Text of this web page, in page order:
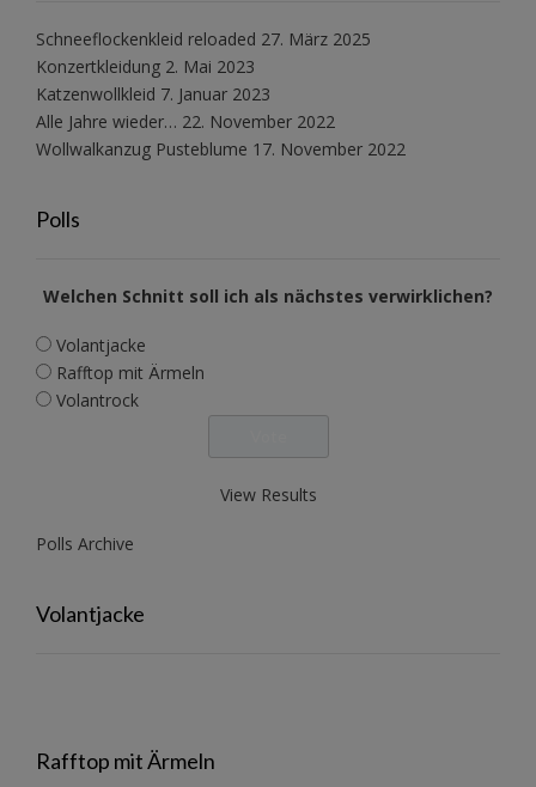
Schneeflockenkleid reloaded 27. März 2025
Konzertkleidung 2. Mai 2023
Katzenwollkleid 7. Januar 2023
Alle Jahre wieder… 22. November 2022
Wollwalkanzug Pusteblume 17. November 2022
Polls
Welchen Schnitt soll ich als nächstes verwirklichen?
Volantjacke
Rafftop mit Ärmeln
Volantrock
View Results
Polls Archive
Volantjacke
Rafftop mit Ärmeln